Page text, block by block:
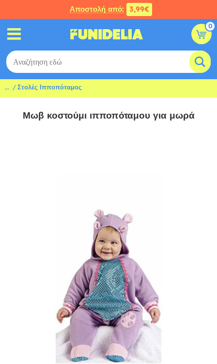
Αποστολή από: 3,99€
0
... Στολές Ιπποπόταμος
Μωβ κοστούμι ιπποπόταμου για μωρά